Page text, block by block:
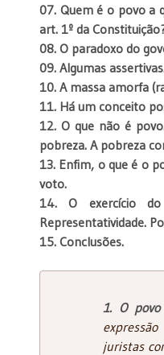
07. Quem é o povo a
art. 1º da
08. O paradoxo do
09. Algumas
10. A massa amorfa
11. Há um conceito
12. O que não é
pobreza. A pobreza
13. Enfim, o que é o
voto.
14. O exercício do
Representatividade.
15. Conclusões.
1. O
expressão
juristas